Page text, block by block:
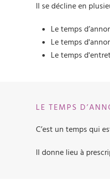
Il se décline en
Le temps
Le temps
Le temps
LE TEMPS
C’est un temps qui
Il donne lieu à